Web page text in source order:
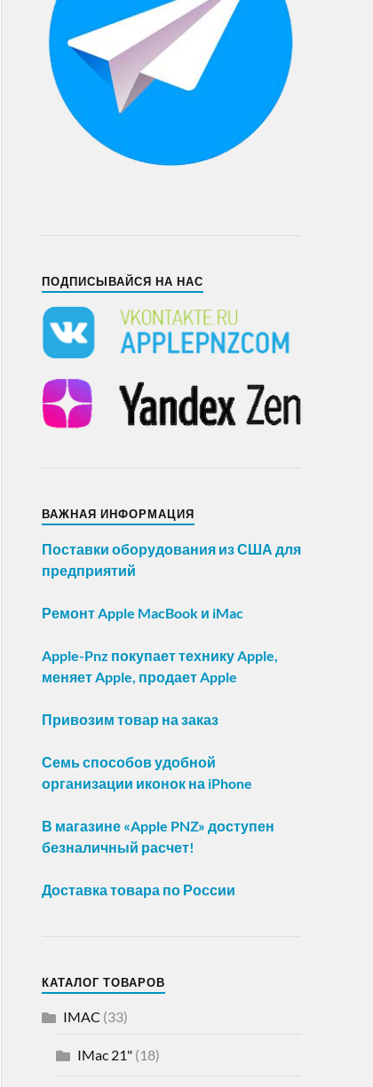
ПОДПИСЫВАЙСЯ НА НАС
ВАЖНАЯ ИНФОРМАЦИЯ
Поставки оборудования из США для
предприятий
Ремонт Apple MacBook и iMac
Apple-Pnz покупает технику Apple,
меняет Apple, продает Apple
Привозим товар на заказ
Семь способов удобной
организации иконок на iPhone
В магазине «Apple PNZ» доступен
безналичный расчет!
Доставка товара по России
КАТАЛОГ ТОВАРОВ
IMAC (33)
IMac 21"(18)